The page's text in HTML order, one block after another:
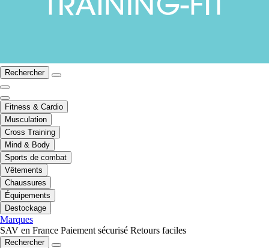
Rechercher
Fitness & Cardio
Musculation
Cross Training
Mind & Body
Sports de combat
Vêtements
Chaussures
Équipements
Destockage
Marques
SAV en France Paiement sécurisé Retours faciles
Rechercher